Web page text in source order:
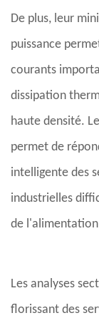
De plus, leur
puissance
courants
dissipation
haute densité.
permet de
intelligente des
industrielles
de l'alimentation
Les analyses
florissant des